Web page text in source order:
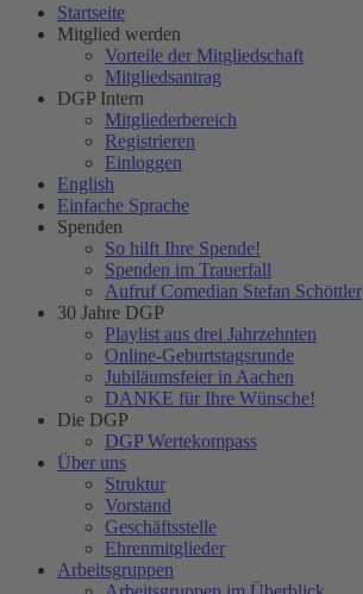
Startseite
Mitglied werden
Vorteile der Mitgliedschaft
Mitgliedsantrag
DGP Intern
Mitgliederbereich
Registrieren
Einloggen
English
Einfache Sprache
Spenden
So hilft Ihre Spende!
Spenden im Trauerfall
Aufruf Comedian Stefan Schöttler
30 Jahre DGP
Playlist aus drei Jahrzehnten
Online-Geburtstagsrunde
Jubiläumsfeier in Aachen
DANKE für Ihre Wünsche!
Die DGP
DGP Wertekompass
Über uns
Struktur
Vorstand
Geschäftsstelle
Ehrenmitglieder
Arbeitsgruppen